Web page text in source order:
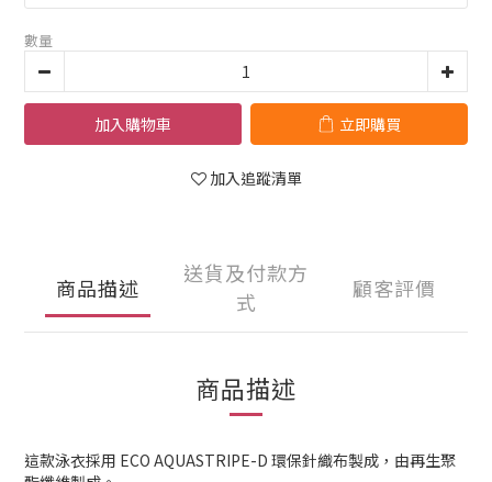
數量
加入購物車 立即購買
加入追蹤清單
商品描述
送貨及付款方
式
顧客評價
商品描述
這款泳衣採用 ECO AQUASTRIPE-D 環保針織布製成，由再生聚